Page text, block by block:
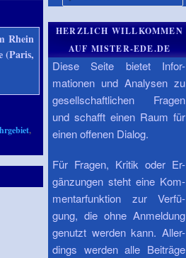
Rhein
(Paris,
,
HERZLICH WILLKOMMEN
AUF MISTER-EDE.DE
Diese Seite bietet Infor-
mationen und Analysen zu
gesellschaftlichen Fragen
und schafft einen Raum für
einen offenen Dialog.
Für Fragen, Kritik oder Er-
gänzungen steht eine Kom-
mentarfunktion zur Verfü-
gung, die ohne Anmeldung
genutzt werden kann. Aller-
dings werden alle Beiträge